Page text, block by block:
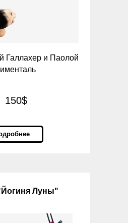
150$
Галлахер и Паолой
Луны"